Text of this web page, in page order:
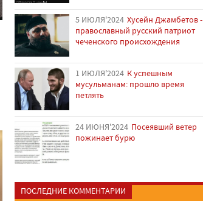
5 ИЮЛЯ'2024 Хусейн Джамбетов -
православный русский патриот
чеченского происхождения
1 ИЮЛЯ'2024 К успешным
мусульманам: прошло время
петлять
24 ИЮНЯ'2024 Посеявший ветер
пожинает бурю
ПОСЛЕДНИЕ КОММЕНТАРИИ